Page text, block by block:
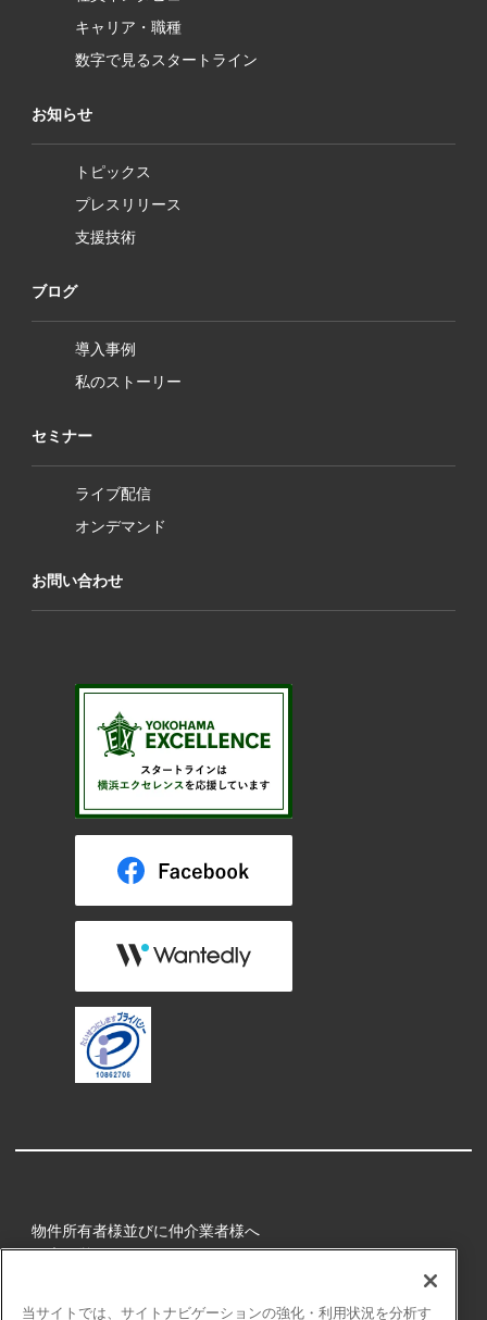
キャリア・職種
数字で見るスタートライン
お知らせ
トピックス
プレスリリース
支援技術
ブログ
導入事例
私のストーリー
セミナー
ライブ配信
オンデマンド
お問い合わせ
物件所有者様並びに仲介業者様へ
健康経営
当サイトでは、サイトナビゲーションの強化・利用状況を分析す